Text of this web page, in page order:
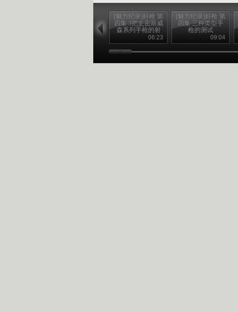
[魅力纪录]好枪 第
四集 3把史密斯威
森系列手枪的射
06:23
[魅力纪录]好枪 第
四集 三种类型手
枪的测试
09:04